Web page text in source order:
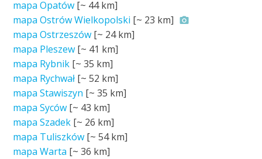
mapa Opatów [~ 44 km]
mapa Ostrów Wielkopolski [~ 23 km]
mapa Ostrzeszów [~ 24 km]
mapa Pleszew [~ 41 km]
mapa Rybnik [~35 km]
mapa Rychwał [~52 km]
mapa Stawiszyn [~35 km]
mapa Syców [~ 43 km]
mapa Szadek [~ 26 km]
mapa Tuliszków [~54 km]
mapa Warta [~36 km]